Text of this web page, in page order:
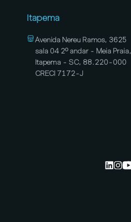
Itapema
Avenida Nereu Ramos, 3625
sala 04 2º andar - Meia Praia,
Itapema - SC, 88.220-000
CRECI 7172-J